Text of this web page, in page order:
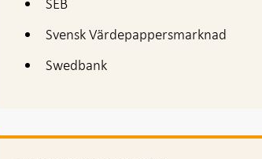
Svensk Värdepappersmarknad
Swedbank